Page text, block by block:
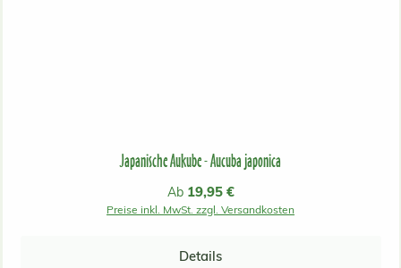
Japanische Aukube - Aucuba japonica
Regulärer Preis:
Ab 19,95 €
Preise inkl. MwSt. zzgl. Versandkosten
Details